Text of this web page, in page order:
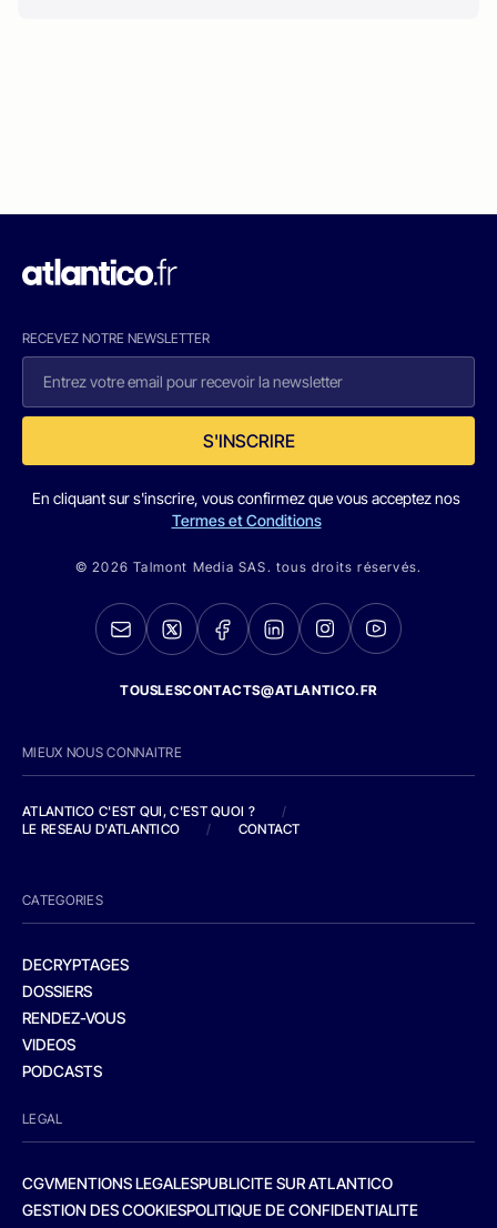
RECEVEZ NOTRE NEWSLETTER
S'INSCRIRE
En cliquant sur s'inscrire, vous confirmez que vous acceptez nos
Termes et Conditions
© 2026 Talmont Media SAS. tous droits réservés.
TOUSLESCONTACTS@ATLANTICO.FR
MIEUX NOUS CONNAITRE
ATLANTICO C'EST QUI, C'EST QUOI ?
/
LE RESEAU D'ATLANTICO
/ CONTACT
CATEGORIES
DECRYPTAGES
DOSSIERS
RENDEZ-VOUS
VIDEOS
PODCASTS
LEGAL
CGVMENTIONS LEGALESPUBLICITE SUR ATLANTICO
GESTION DES COOKIESPOLITIQUE DE CONFIDENTIALITE